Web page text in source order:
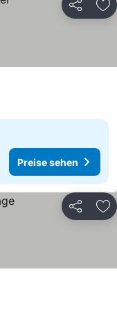
Teilen
Preise sehen
Teilen